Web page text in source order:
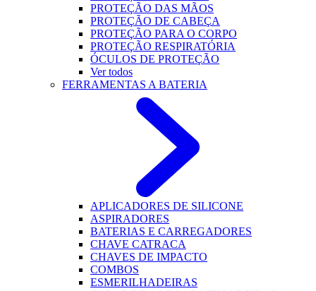
PROTEÇÃO DAS MÃOS
PROTEÇÃO DE CABEÇA
PROTEÇÃO PARA O CORPO
PROTEÇÃO RESPIRATÓRIA
ÓCULOS DE PROTEÇÃO
Ver todos
FERRAMENTAS A BATERIA
APLICADORES DE SILICONE
ASPIRADORES
BATERIAS E CARREGADORES
CHAVE CATRACA
CHAVES DE IMPACTO
COMBOS
ESMERILHADEIRAS